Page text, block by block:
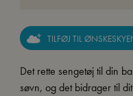
TILFØJ TIL
Det rette sengetøj til din
søvn, og det bidrager til